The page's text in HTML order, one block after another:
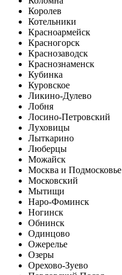
Королев
Котельники
Красноармейск
Красногорск
Краснозаводск
Краснознаменск
Кубинка
Куровское
Ликино-Дулево
Лобня
Лосино-Петровский
Луховицы
Лыткарино
Люберцы
Можайск
Москва и Подмосковье
Московский
Мытищи
Наро-Фоминск
Ногинск
Обнинск
Одинцово
Ожерелье
Озеры
Орехово-Зуево